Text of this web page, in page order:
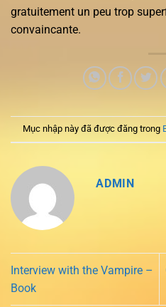
gratuitement un peu trop
convaincante.
Mục nhập này đã được đăng trong
ADMIN
Interview with the Vampire –
Book